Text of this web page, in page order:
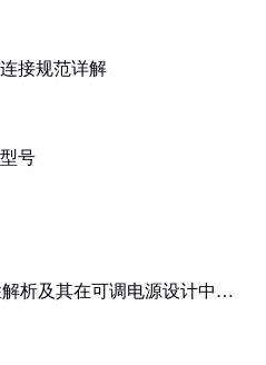
接规范详解
号
析及其在可调电源设计中的